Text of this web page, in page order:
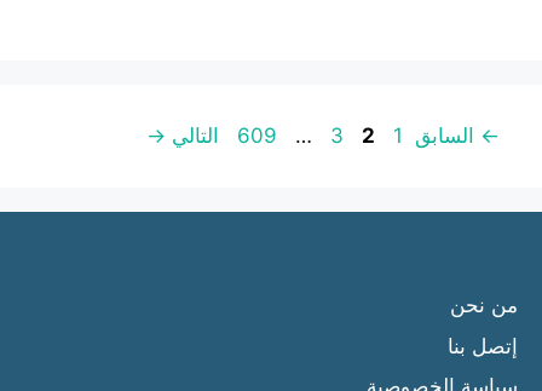
← السابق صفحة
1 صفحة
2 صفحة
3
… صفحة
609 التالي →
من نحن
إتصل بنا
سياسة الخصوصية